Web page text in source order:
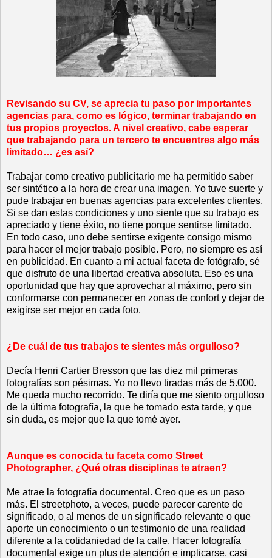
Revisando su CV, se aprecia tu paso por importantes
agencias para, como es lógico, terminar trabajando en
tus propios proyectos. A nivel creativo, cabe esperar
que trabajando para un tercero te encuentres algo más
limitado… ¿es así?
Trabajar como creativo publicitario me ha permitido saber
ser sintético a la hora de crear una imagen. Yo tuve suerte y
pude trabajar en buenas agencias para excelentes clientes.
Si se dan estas condiciones y uno siente que su trabajo es
apreciado y tiene éxito, no tiene porque sentirse limitado.
En todo caso, uno debe sentirse exigente consigo mismo
para hacer el mejor trabajo posible. Pero, no siempre es así
en publicidad. En cuanto a mi actual faceta de fotógrafo, sé
que disfruto de una libertad creativa absoluta. Eso es una
oportunidad que hay que aprovechar al máximo, pero sin
conformarse con permanecer en zonas de confort y dejar de
exigirse ser mejor en cada foto.
¿De cuál de tus trabajos te sientes más orgulloso?
Decía Henri Cartier Bresson que las diez mil primeras
fotografías son pésimas. Yo no llevo tiradas más de 5.000.
Me queda mucho recorrido. Te diría que me siento orgulloso
de la última fotografía, la que he tomado esta tarde, y que
sin duda, es mejor que la que tomé ayer.
Aunque es conocida tu faceta como Street
Photographer, ¿Qué otras disciplinas te atraen?
Me atrae la fotografía documental. Creo que es un paso
más. El streetphoto, a veces, puede parecer carente de
significado, o al menos de un significado relevante o que
aporte un conocimiento o un testimonio de una realidad
diferente a la cotidaniedad de la calle. Hacer fotografía
documental exige un plus de atención e implicarse, casi